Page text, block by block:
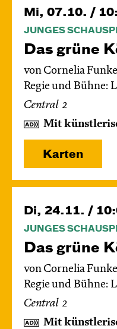
Mi, 07.10. /
JUNGES
Das grüne
von Cornelia
Regie und Bühne:
Central 2
Mit
Karten
Di, 24.11. /
JUNGES
Das grüne
von Cornelia
Regie und Bühne:
Central 2
Mit